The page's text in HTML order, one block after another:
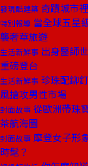
發現酷建築 奇蹟城市
特別報導 當全球五星
襲奢華旅遊
生活新鮮事 出身醫師
重磅登台
生活新鮮事 珍珠配鉚
風搶攻男性市場
封面故事 從歐洲帶珠
茶航海圖
封面故事 摩登女子形
時髦？